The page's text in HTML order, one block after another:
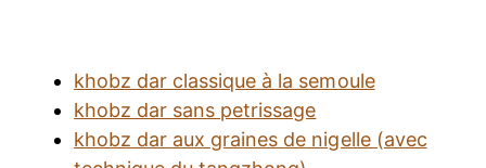
khobz dar classique à la semoule
khobz dar sans petrissage
khobz dar aux graines de nigelle (avec